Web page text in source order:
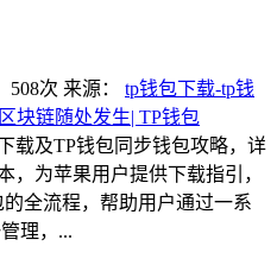
508次 来源： tp钱包下载-tp钱
块链随处发生| TP钱包
载及TP钱包同步钱包攻略，详
，为苹果用户提供下载指引，
全流程，帮助用户通过一系
理，...